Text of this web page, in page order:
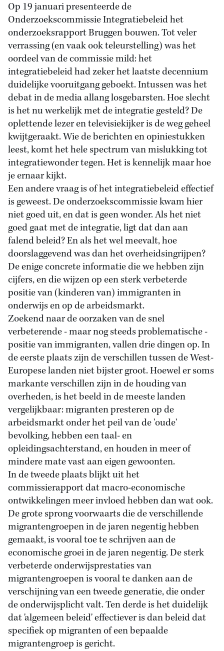
Op 19 januari presenteerde de
Onderzoekscommissie Integratiebeleid het
onderzoeksrapport Bruggen bouwen. Tot veler
verrassing (en vaak ook teleurstelling) was het
oordeel van de commissie mild: het
integratiebeleid had zeker het laatste decennium
duidelijke vooruitgang geboekt. Intussen was het
debat in de media allang losgebarsten. Hoe slecht
is het nu werkelijk met de integratie gesteld? De
oplettende lezer en televisiekijker is de weg geheel
kwijtgeraakt. Wie de berichten en opiniestukken
leest, komt het hele spectrum van mislukking tot
integratiewonder tegen. Het is kennelijk maar hoe
je ernaar kijkt.
Een andere vraag is of het integratiebeleid effectief
is geweest. De onderzoekscommissie kwam hier
niet goed uit, en dat is geen wonder. Als het niet
goed gaat met de integratie, ligt dat dan aan
falend beleid? En als het wel meevalt, hoe
doorslaggevend was dan het overheidsingrijpen?
De enige concrete informatie die we hebben zijn
cijfers, en die wijzen op een sterk verbeterde
positie van (kinderen van) immigranten in
onderwijs en op de arbeidsmarkt.
Zoekend naar de oorzaken van de snel
verbeterende - maar nog steeds problematische -
positie van immigranten, vallen drie dingen op. In
de eerste plaats zijn de verschillen tussen de West-
Europese landen niet bijster groot. Hoewel er soms
markante verschillen zijn in de houding van
overheden, is het beeld in de meeste landen
vergelijkbaar: migranten presteren op de
arbeidsmarkt onder het peil van de 'oude'
bevolking, hebben een taal- en
opleidingsachterstand, en houden in meer of
mindere mate vast aan eigen gewoonten.
In de tweede plaats blijkt uit het
commissierapport dat macro-economische
ontwikkelingen meer invloed hebben dan wat ook.
De grote sprong voorwaarts die de verschillende
migrantengroepen in de jaren negentig hebben
gemaakt, is vooral toe te schrijven aan de
economische groei in de jaren negentig. De sterk
verbeterde onderwijsprestaties van
migrantengroepen is vooral te danken aan de
verschijning van een tweede generatie, die onder
de onderwijsplicht valt. Ten derde is het duidelijk
dat 'algemeen beleid' effectiever is dan beleid dat
specifiek op migranten of een bepaalde
migrantengroep is gericht.